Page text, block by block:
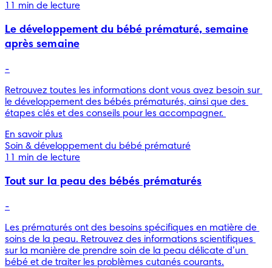
11 min de lecture
Le développement du bébé prématuré, semaine
après semaine
-
Retrouvez toutes les informations dont vous avez besoin sur
le développement des bébés prématurés, ainsi que des
étapes clés et des conseils pour les accompagner.
En savoir plus
Soin & développement du bébé prématuré
11 min de lecture
Tout sur la peau des bébés prématurés
-
Les prématurés ont des besoins spécifiques en matière de
soins de la peau. Retrouvez des informations scientifiques
sur la manière de prendre soin de la peau délicate d’un
bébé et de traiter les problèmes cutanés courants.